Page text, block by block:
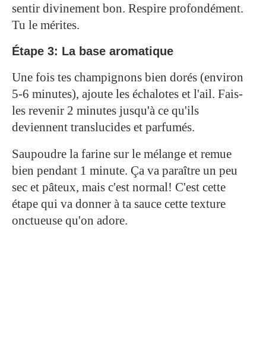
sentir divinement bon. Respire profondément.
Tu le mérites.
Étape 3: La base aromatique
Une fois tes champignons bien dorés (environ
5-6 minutes), ajoute les échalotes et l'ail. Fais-
les revenir 2 minutes jusqu'à ce qu'ils
deviennent translucides et parfumés.
Saupoudre la farine sur le mélange et remue
bien pendant 1 minute. Ça va paraître un peu
sec et pâteux, mais c'est normal! C'est cette
étape qui va donner à ta sauce cette texture
onctueuse qu'on adore.